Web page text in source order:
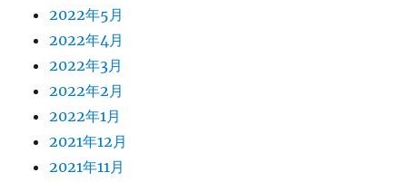
2022年5月
2022年4月
2022年3月
2022年2月
2022年1月
2021年12月
2021年11月